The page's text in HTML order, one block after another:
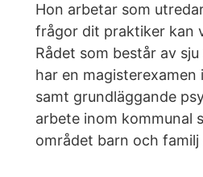
Hon arbetar som
frågor dit praktiker kan
Rådet som består av
har en
samt grundläggande
arbete inom kommunal
området barn och